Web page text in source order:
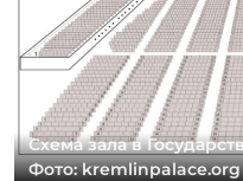
Схема зала в
Фото: kremlinpalace.org